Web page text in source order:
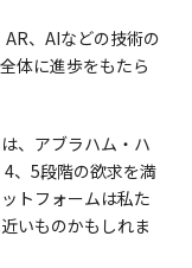
、AIなどの技術の
体に進歩をもたら
、アブラハム・ハ
、5段階の欲求を満
トフォームは私た
いものかもしれま